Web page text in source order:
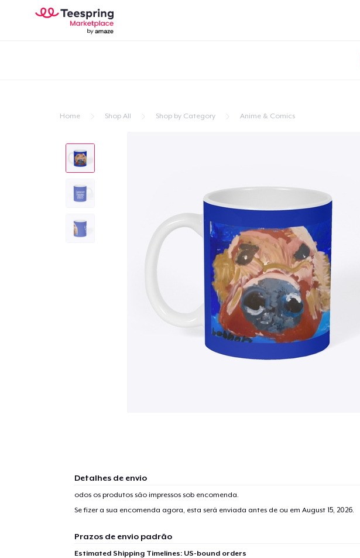
Home Shop All Shop by Category Anime & Comics
Detalhes de envio
odos os produtos são impressos sob encomenda.
Se fizer a sua encomenda agora, esta será enviada antes de ou em August 15, 2026.
Prazos de envio padrão
Estimated Shipping Timelines: US-bound orders